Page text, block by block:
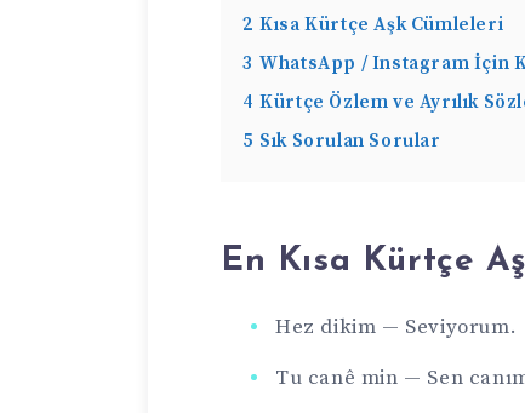
2 Kısa Kürtçe Aşk Cümleleri
3 WhatsApp / Instagram İçin
4 Kürtçe Özlem ve Ayrılık
5 Sık Sorulan Sorular
En Kısa Kürtçe
Hez dikim — Seviyorum.
Tu canê min — Sen